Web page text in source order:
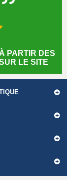
PARTIR DES
LE SITE